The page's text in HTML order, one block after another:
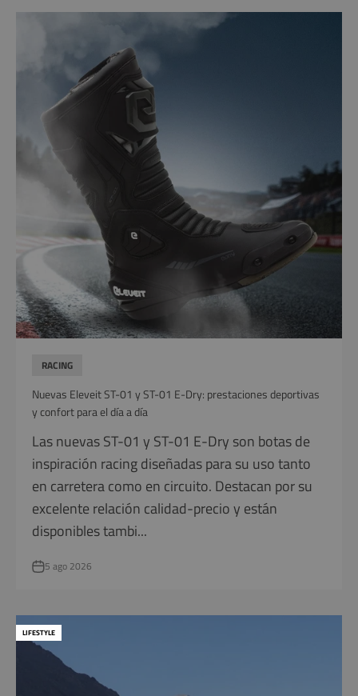
RACING
Nuevas Eleveit ST-01 y ST-01 E-Dry: prestaciones deportivas
y confort para el día a día
Las nuevas ST-01 y ST-01 E-Dry son botas de
inspiración racing diseñadas para su uso tanto
en carretera como en circuito. Destacan por su
excelente relación calidad-precio y están
disponibles tambi...
5 ago 2026
LIFESTYLE